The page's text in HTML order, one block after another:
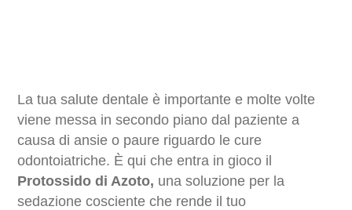
La tua salute dentale è importante e molte volte
viene messa in secondo piano dal paziente a
causa di ansie o paure riguardo le cure
odontoiatriche. È qui che entra in gioco il
Protossido di Azoto, una soluzione per la
sedazione cosciente che rende il tuo